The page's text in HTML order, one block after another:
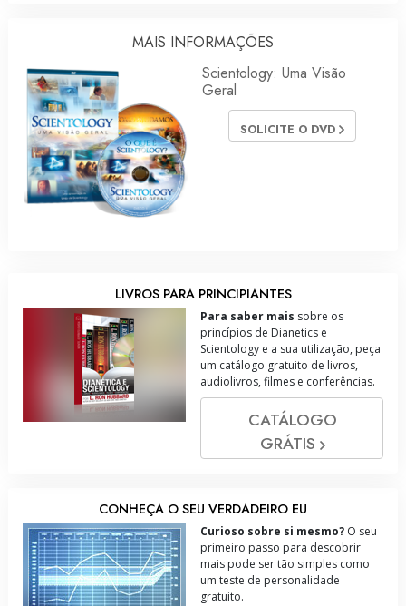
MAIS INFORMAÇÕES
Scientology: Uma Visão
Geral
SOLICITE O DVD
LIVROS PARA PRINCIPIANTES
Para saber mais sobre os
princípios de Dianetics e
Scientology e a sua utilização, peça
um catálogo gratuito de livros,
audiolivros, filmes e conferências.
CATÁLOGO
GRÁTIS
CONHEÇA O SEU VERDADEIRO EU
Curioso sobre si mesmo? O seu
primeiro passo para descobrir
mais pode ser tão simples como
um teste de personalidade
gratuito.